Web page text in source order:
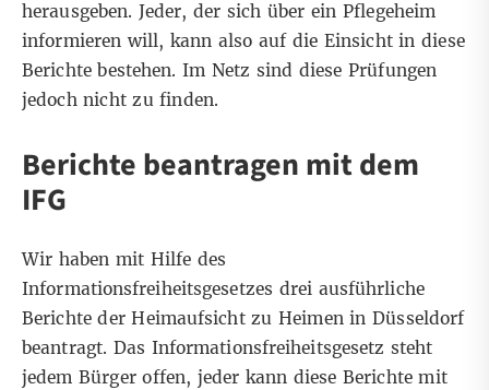
herausgeben. Jeder, der sich über ein Pflegeheim
informieren will, kann also auf die Einsicht in diese
Berichte bestehen. Im Netz sind diese Prüfungen
jedoch nicht zu finden.
Berichte beantragen mit dem
IFG
Wir haben mit Hilfe des
Informationsfreiheitsgesetzes drei ausführliche
Berichte der Heimaufsicht zu Heimen in Düsseldorf
beantragt. Das Informationsfreiheitsgesetz steht
jedem Bürger offen, jeder kann diese Berichte mit